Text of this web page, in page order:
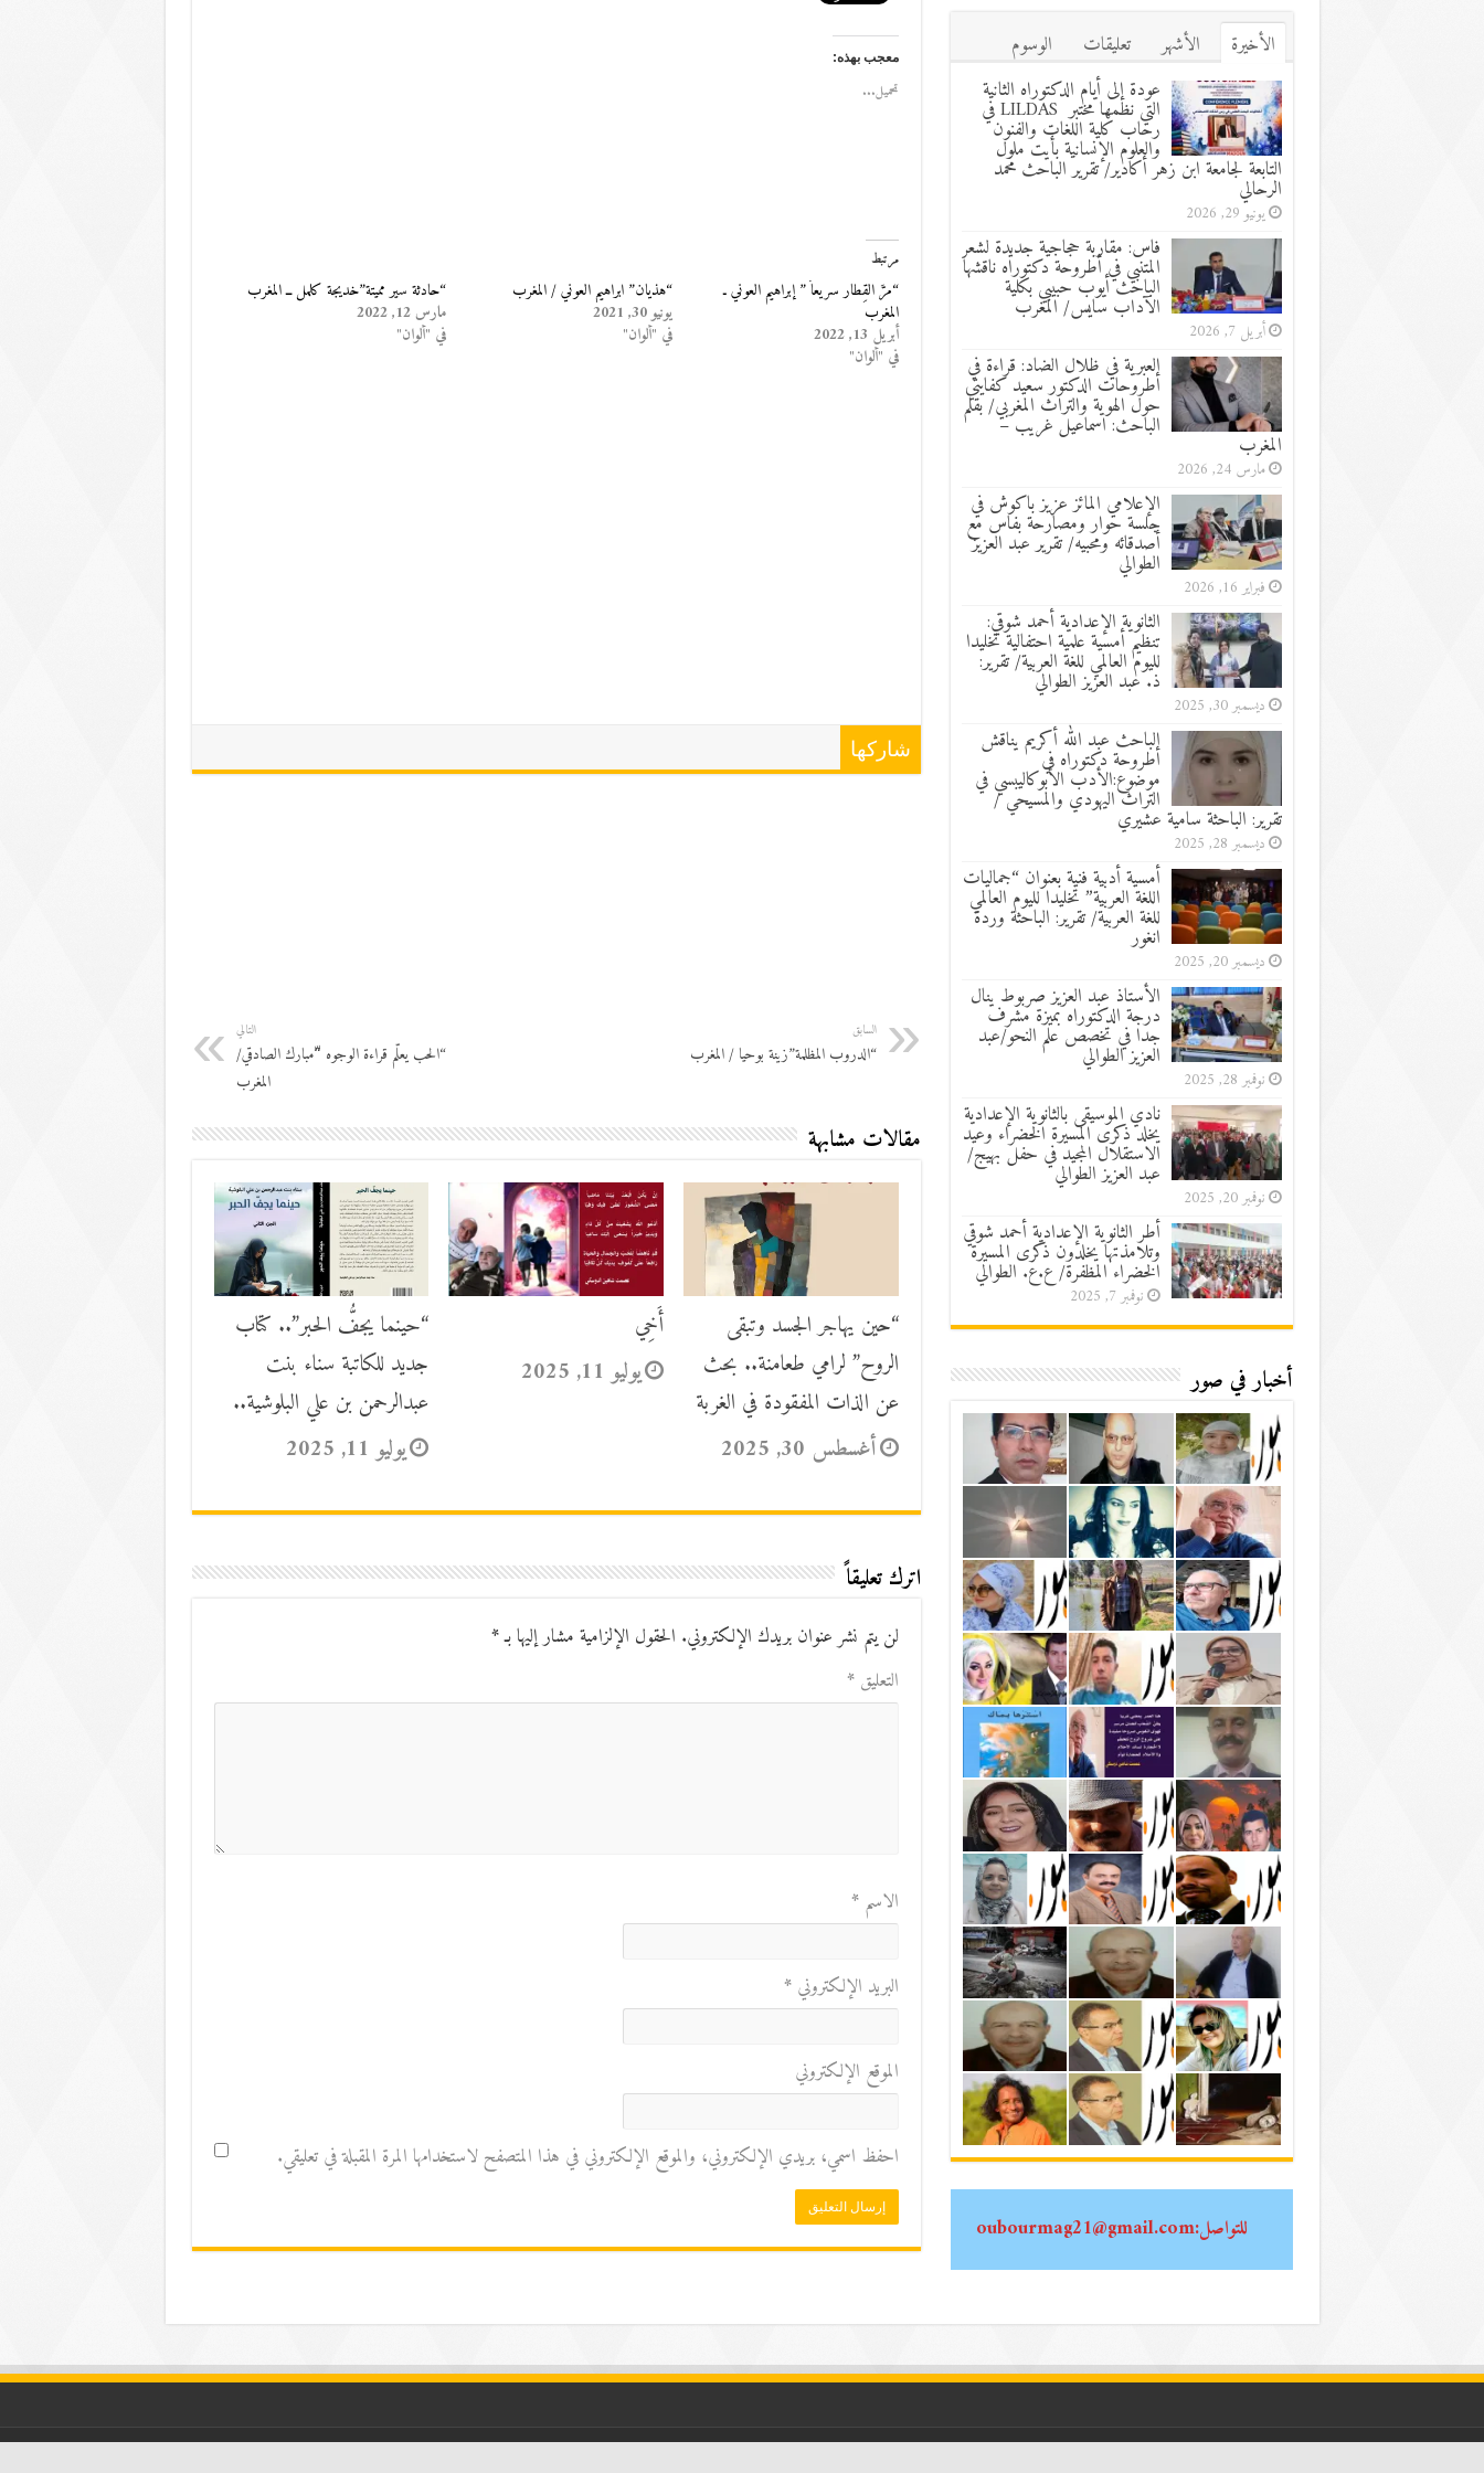
معجب بهذه:
تحميل...
مرتبط
“مرَّ القِطار سريعاً ” إبراهيم العوني ـ
المغرب
أبريل 13, 2022
في "ألوان"
“هذيان” ابراهيم العوني / المغرب
يونيو 30, 2021
في "ألوان"
“حادثة سير مميتة”خديجة كلمل ــ المغرب
مارس 12, 2022
في "ألوان"
شاركها
السابق
“الدروب المظلمة”زينة بوحيا / المغرب
التالي
“الحب يعلّم قراءة الوجوه “ّمبارك الصادقي/
المغرب
مقالات مشابهة
“حين يهاجر الجسد وتبقى
الروح” لرامي طعامنة.. بحث
عن الذات المفقودة في الغربة
أغسطس 30, 2025
أَخِي
يوليو 11, 2025
“حينما يجفُّ الحبر”.. كتاب
جديد للكاتبة سناء بنت
عبدالرحمن بن علي البلوشية..
يوليو 11, 2025
اترك تعليقاً
لن يتم نشر عنوان بريدك الإلكتروني. الحقول الإلزامية مشار إليها بـ*
التعليق*
الاسم*
البريد الإلكتروني*
الموقع الإلكتروني
احفظ اسمي، بريدي الإلكتروني، والموقع الإلكتروني في هذا المتصفح لاستخدامها المرة المقبلة في تعليقي.
الأخيرة الأشهر تعليقات
الوسوم
عودة إلى أيام الدكتوراه الثانية
التي نظمها مختبر LILDAS في
رحاب كلية اللغات والفنون
والعلوم الإنسانية بأيت ملول
التابعة لجامعة ابن زهر أكادير/ تقرير الباحث محمد
الرحالي
يونيو 29, 2026
فاس: مقاربة حجاجية جديدة لشعر
المتنبي في أطروحة دكتوراه ناقشها
الباحث أيوب حبيبي بكلية
الآداب سايس/ المغرب
أبريل 7, 2026
العبرية في ظلال الضاد: قراءة في
أطروحات الدكتور سعيد كفايتي
حول الهوية والتراث المغربي/ بقلم
الباحث: اسماعيل غريب –
المغرب
مارس 24, 2026
الإعلامي المائز عزيز باكوش في
جلسة حوار ومصارحة بفاس مع
أصدقائه ومحبيه/ تقرير عبد العزيز
الطوالي
فبراير 16, 2026
الثانوية الإعدادية أحمد شوقي:
تنظيم أمسية علمية احتفالية تخليدا
لليوم العالمي للغة العربية/ تقرير:
ذ. عبد العزيز الطوالي
ديسمبر 30, 2025
الباحث عبد الله أكريم يناقش
أطروحة دكتوراه في
موضوع:الأدب الأبوكاليبسي في
التراث اليهودي والمسيحي /
تقرير: الباحثة سامية عشيري
ديسمبر 28, 2025
أمسية أدبية فنية بعنوان “جماليات
اللغة العربية” تخليدا لليوم العالمي
للغة العربية/ تقرير: الباحثة وردة
انغور
ديسمبر 20, 2025
الأستاذ عبد العزيز صربوط ينال
درجة الدكتوراه بميزة مشرف
جدا في تخصص علم النحو/عبد
العزيز الطوالي
نوفمبر 28, 2025
نادي الموسيقى بالثانوية الإعدادية
يخلد ذكرى المسيرة الخضراء وعيد
الاستقلال المجيد في حفل بهيج/
عبد العزيز الطوالي
نوفمبر 20, 2025
أطر الثانوية الإعدادية أحمد شوقي
وتلامذتها يخلدون ذكرى المسيرة
الخضراء المظفرة/ ع.ع. الطوالي
نوفمبر 7, 2025
أخبار في صور
للتواصل:oubourmag21@gmail.com